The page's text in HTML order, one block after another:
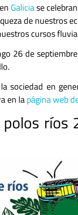
Galiciase
de nuestros
cursos
26 de
sociedad en
en lapágina web